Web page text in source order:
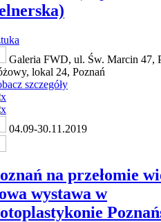
Galeria FWD, ul. Św. Marcin 47,
lokal 24, Poznań
szczegóły
04.09-30.11.2019
na przełomie
wystawa w